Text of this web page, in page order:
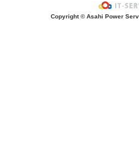
令和８年７月１６日（木）
Copyright © Asahi Power